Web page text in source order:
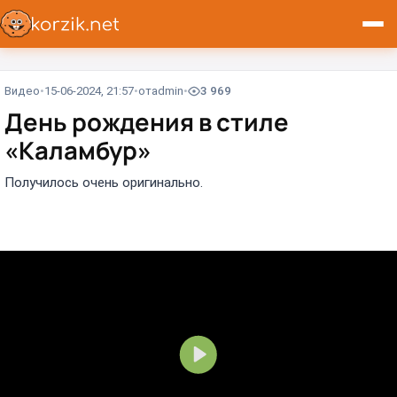
Видео 15-06-2024, 21:57 отadmin 3 969
День рождения в стиле
«Каламбур»
Получилось очень оригинально.
В